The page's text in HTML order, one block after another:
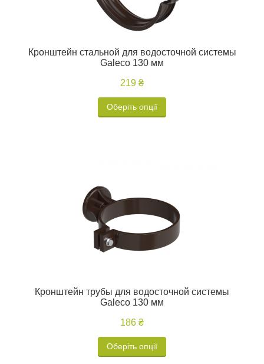
Кронштейн стальной для водосточной системы
Galeco 130 мм
219 ₴
Оберіть опції
Кронштейн трубы для водосточной системы
Galeco 130 мм
186 ₴
Оберіть опції